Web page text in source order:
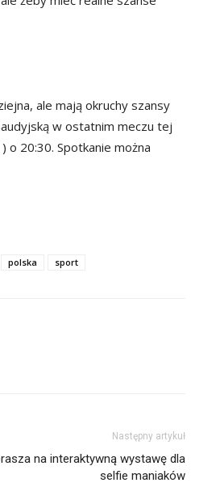
ale mają okruchy szansy
w ostatnim meczu tej
o 20:30. Spotkanie można
polska sport
Następny artykuł
na interaktywną wystawę dla
selfie maniaków